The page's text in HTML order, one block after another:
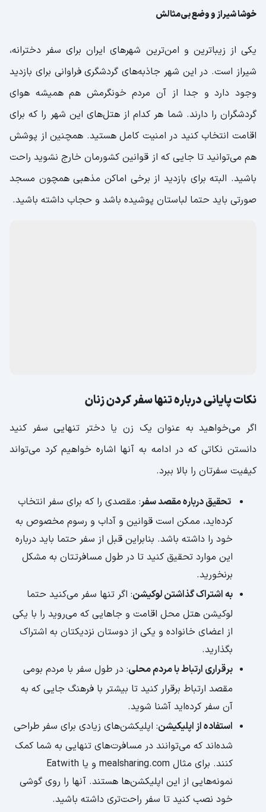
خوشا شیراز و وضع بی‌مثالش
یکی از زیباترین و امن‌ترین شهرهای ایران برای سفر دخترانه،
شیراز است. در این شهر جاذبه‌های گردشگری فراوانی برای بازدید
وجود دارد و جدا از آن مردم خونگرمش هم همیشه هوای
گردشگران را دارند. شما هر کدام از هتل‌های این شهر را که برای
اقامت انتخاب کنید در امنیت کامل هستید. همچنین از پوشش
هم می‌توانید تا جایی که از قوانین کشورمان خارج نشوید راحت
باشید. البته برای بازدید از برخی اماکن مذهبی همچون مسجد
صورتی باید حتما لباستان پوشیده باشد و حجاب داشته باشید.
نکات پایانی درباره تنها سفر کردن زنان
اگر می‌خواهید به عنوان یک زن یا دختر تنهایی سفر کنید
دانستن نکاتی که در ادامه به آنها اشاره خواهیم کرد می‌تواند
کیفیت سفرتان را بالا ببرد.
تحقیق درباره مقصد سفر: مقصدی را که برای سفر انتخاب
کرده‌اید، ممکن است قوانین و آداب و رسوم مخصوص به
خود را داشته باشد. بنابراین قبل از سفر حتما باید درباره
این موارد تحقیق کنید تا در طول مسافرتتان به مشکل
برنخورید.
به اشتراک گذاشتن لوکیشن: اگر تنها سفر می‌کنید حتما
لوکیشن هتل محل اقامت و جاهایی که می‌روید را با یکی
از اعضای خانواده و یکی از دوستان نزدیکتان به اشتراک
بگذارید.
برقراری ارتباط با مردم محلی: در طول سفر با مردم بومی
مقصد ارتباط برقرار کنید تا بیشتر با فرهنگ جایی که به
آن سفر کرده‌اید آشنا شوید.
استفاده از اپلیکیشن: اپلیکشن‌‌های زیادی برای سفر طراحی
شده‌اند که می‌توانند در مسافرت‌های تنهایی به شما کمک
کنند. برای مثال mealsharing.com و یا Eatwith
نمونه‌هایی از این اپلیکشن‌ها هستند. آنها را روی گوشی
خود نصب کنید تا سفر راحت‌تری داشته باشید.